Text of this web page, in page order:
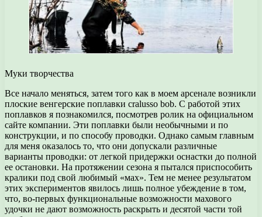
Муки творчества
Все начало меняться, затем того как в моем арсенале возникли
плоские венгерские поплавки cralusso bob. С работой этих
поплавков я познакомился, посмотрев ролик на официальном
сайте компании. Эти поплавки были необычными и по
конструкции, и по способу проводки. Однако самым главным
для меня оказалось то, что они допускали различные
варианты проводки: от легкой придержки оснастки до полной
ее остановки. На протяжении сезона я пытался приспособить
кралики под свой любимый «мах». Тем не менее результатом
этих экспериментов явилось лишь полное убеждение в том,
что, во-первых функциональные возможности махового
удочки не дают возможность раскрыть и десятой части той